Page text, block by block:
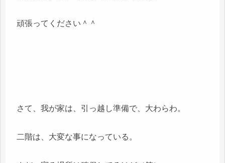
頑張ってください＾＾
さて、我が家は、引っ越し準備で、大わらわ。
二階は、大変な事になっている。